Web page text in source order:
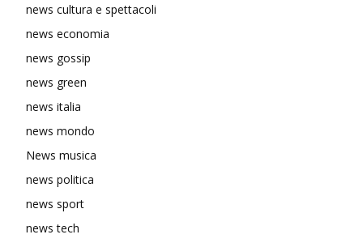
news cultura e spettacoli
news economia
news gossip
news green
news italia
news mondo
News musica
news politica
news sport
news tech